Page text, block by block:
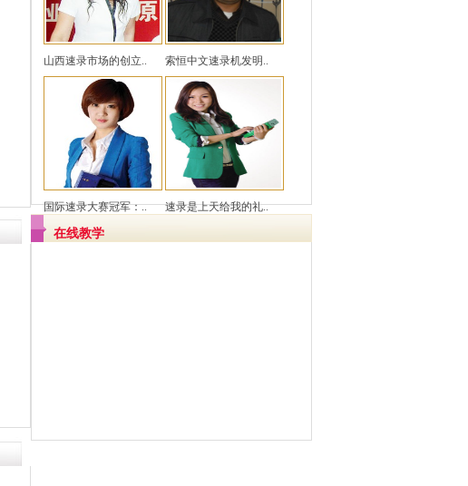
山西速录市场的创立.. 索恒中文速录机发明..
国际速录大赛冠军：.. 速录是上天给我的礼..
在线教学